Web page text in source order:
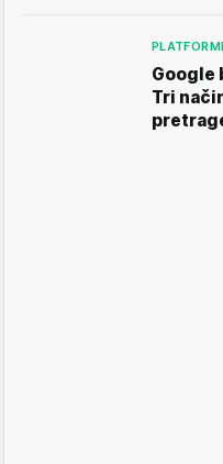
Google
Tri